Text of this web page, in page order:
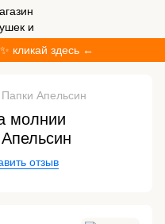
кликай здесь ←
Папки Апельсин
молнии
отзыв